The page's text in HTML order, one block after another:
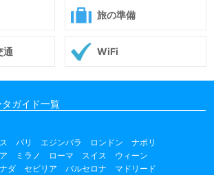
旅の準備
通 WiFi
ガイド一覧
パリ エジンバラ ロンドン
ナポリ
ミラノ ローマ スイス
ウィーン
ダ セビリア バルセロナ
マドリード